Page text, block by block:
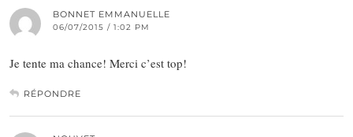
BONNET EMMANUELLE
06/07/2015 / 1:02 PM
Je tente ma chance! Merci c’est top!
RÉPONDRE